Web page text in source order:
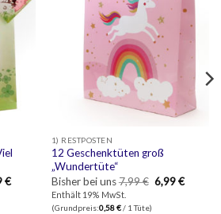
€Aktueller
1) RESTPOSTEN
12 Geschenktüten groß
„Wundertüte“
Bisher bei uns 7,99€
Preis
6,99€
Enthält 19% MwSt.
(Grundpreis:0,58€/ 1 Tüte)